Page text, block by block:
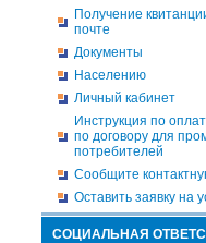
Получение
почте
Документы
Населению
Личный кабинет
Инструкция по
по договору для
потребителей
Сообщите
Оставить заявку на
СОЦИАЛЬНАЯ